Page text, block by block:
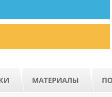
МАТЕРИАЛЫ